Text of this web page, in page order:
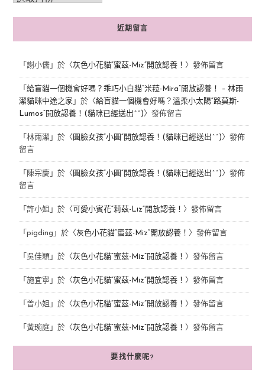
近期留言
「 謝小儒」於〈灰色小花貓“蜜茲-Miz”開放認養！ 〉發佈留言
「 給盲貓一個機會好嗎？乖巧小白貓“米菈-Mira”開放認養！ – 林雨
潔貓咪中途之家 」於〈給盲貓一個機會好嗎？溫柔小太陽“路莫斯-
Lumos”開放認養！(貓咪已經送出^^)〉發佈留言
「 林雨潔 」於〈 圓臉女孩“小圓”開放認養！(貓咪已經送出^^)〉發佈
留言
「 陳宗慶」於〈 圓臉女孩“小圓”開放認養！(貓咪已經送出^^)〉發佈
留言
「 許小姐 」於〈 可愛小賓花“莉茲-Liz”開放認養！ 〉發佈留言
「 pigding 」於〈灰色小花貓“蜜茲-Miz”開放認養！ 〉發佈留言
「 吳佳穎 」於〈灰色小花貓“蜜茲-Miz”開放認養！ 〉發佈留言
「 施宜寧 」於〈灰色小花貓“蜜茲-Miz”開放認養！ 〉發佈留言
「 曾小姐 」於〈灰色小花貓“蜜茲-Miz”開放認養！ 〉發佈留言
「 黃琬庭」於〈灰色小花貓“蜜茲-Miz”開放認養！ 〉發佈留言
要找什麼呢?